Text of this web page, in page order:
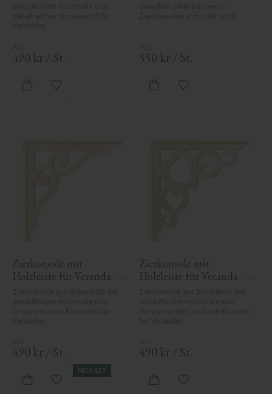
490 kr / St.
Zu Favoriten hinzufügen
550 kr / St.
Zu Favoriten
Zierkonsole mit
Holzleiste für Veranda -
490 kr / St.
NEUHEIT
Zu Favoriten hinzufügen
Zierkonsole mit
Holzleiste für Veranda -
490 kr / St.
Zu Favoriten